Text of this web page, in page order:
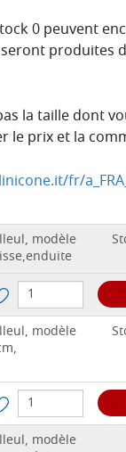
0 peuvent
produites
la taille dont
le prix et la
fr/
modèle
modèle
modèle